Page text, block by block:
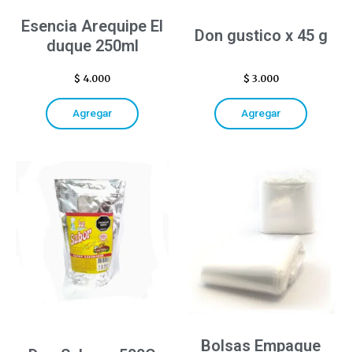
Esencia Arequipe El
duque 250ml
$ 4.000
Agregar
Don gustico x 45 g
$ 3.000
Agregar
Bolsas Empaque